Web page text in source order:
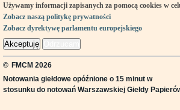
Używamy informacji zapisanych za pomocą cookies w
Zobacz naszą politykę prywatności
Zobacz dyrektywę parlamentu europejskiego
Akceptuję
© FMCM 2026
Notowania giełdowe opóźnione o 15 minut w
stosunku do notowań Warszawskiej Giełdy